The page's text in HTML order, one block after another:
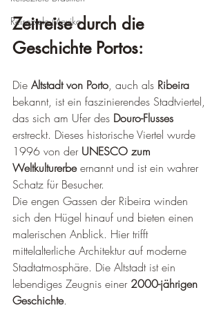
Reiseziele Mexiko
Zeitreise durch die
Geschichte Portos:
Die Altstadt von Porto, auch als Ribeira
bekannt, ist ein faszinierendes Stadtviertel,
das sich am Ufer des Douro-Flusses
erstreckt. Dieses historische Viertel wurde
1996 von der UNESCO zum
Weltkulturerbe ernannt und ist ein wahrer
Schatz für Besucher.
Die engen Gassen der Ribeira winden
sich den Hügel hinauf und bieten einen
malerischen Anblick. Hier trifft
mittelalterliche Architektur auf moderne
Stadtatmosphäre. Die Altstadt ist ein
lebendiges Zeugnis einer 2000-jährigen
Geschichte.